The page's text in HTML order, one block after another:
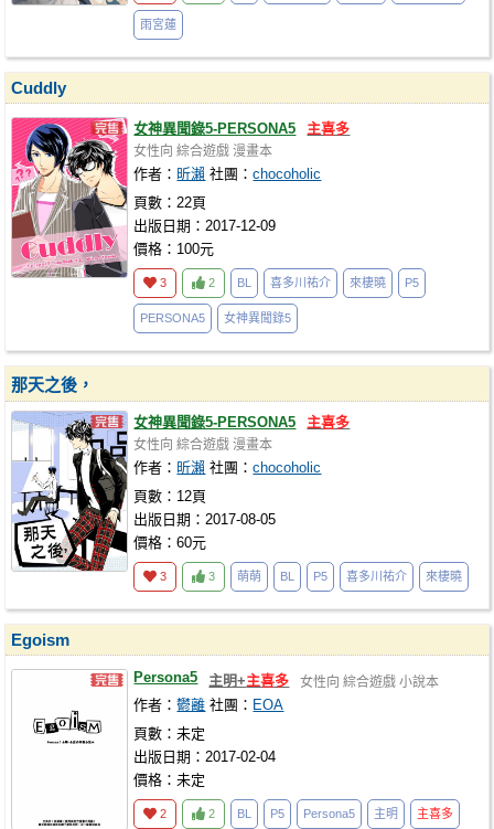
雨宮蓮
Cuddly
女神異聞錄5-PERSONA5 主喜多
女性向 綜合遊戲 漫畫本
作者： 昕瀨 社團：chocoholic
頁數：22頁
出版日期：2017-12-09
價格：100元
3 2 BL 喜多川祐介 來棲曉 P5
PERSONA5 女神異聞錄5
那天之後，
女神異聞錄5-PERSONA5 主喜多
女性向 綜合遊戲 漫畫本
作者： 昕瀨 社團：chocoholic
頁數：12頁
出版日期：2017-08-05
價格：60元
3 3 萌萌 BL P5 喜多川祐介 來棲曉
Egoism
Persona5 主明+主喜多 女性向 綜合遊戲 小說本
作者：鬱離 社團： EOA
頁數：未定
出版日期：2017-02-04
價格：未定
2 2 BL P5 Persona5 主明 主喜多